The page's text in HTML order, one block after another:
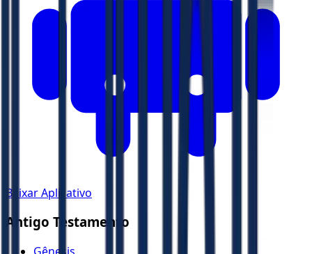
Baixar Aplicativo
Antigo Testamento